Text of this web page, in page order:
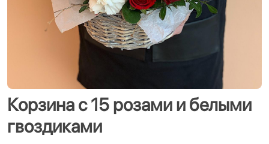
Корзина с 15 розами и белыми
гвоздиками